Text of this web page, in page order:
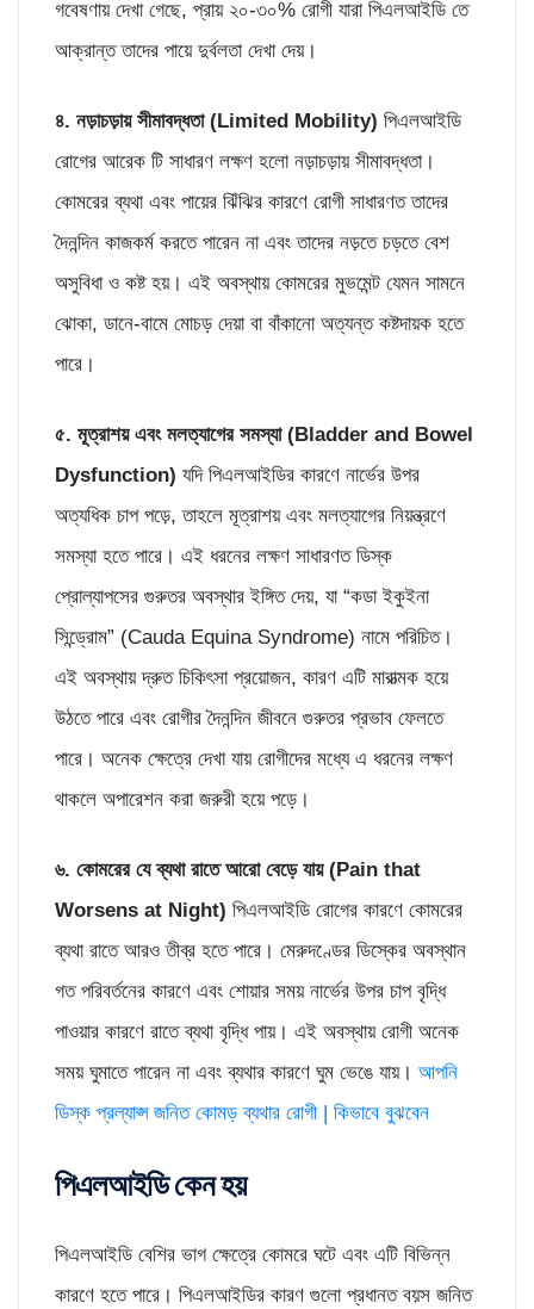
গবেষণায় দেখা গেছে, প্রায় ২০-৩০% রোগী যারা পিএলআইডি তে
আক্রান্ত তাদের পায়ে দুর্বলতা দেখা দেয়।
৪. নড়াচড়ায় সীমাবদ্ধতা (Limited Mobility) পিএলআইডি
রোগের আরেক টি সাধারণ লক্ষণ হলো নড়াচড়ায় সীমাবদ্ধতা।
কোমরের ব্যথা এবং পায়ের ঝিঁঝির কারণে রোগী সাধারণত তাদের
দৈনন্দিন কাজকর্ম করতে পারেন না এবং তাদের নড়তে চড়তে বেশ
অসুবিধা ও কষ্ট হয়। এই অবস্থায় কোমরের মুভমেন্ট যেমন সামনে
ঝোকা, ডানে-বামে মোচড় দেয়া বা বাঁকানো অত্যন্ত কষ্টদায়ক হতে
পারে।
৫. মূত্রাশয় এবং মলত্যাগের সমস্যা (Bladder and Bowel
Dysfunction) যদি পিএলআইডির কারণে নার্ভের উপর
অত্যধিক চাপ পড়ে, তাহলে মূত্রাশয় এবং মলত্যাগের নিয়ন্ত্রণে
সমস্যা হতে পারে। এই ধরনের লক্ষণ সাধারণত ডিস্ক
প্রোল্যাপসের গুরুতর অবস্থার ইঙ্গিত দেয়, যা “কডা ইকুইনা
সিন্ড্রোম” (Cauda Equina Syndrome) নামে পরিচিত।
এই অবস্থায় দ্রুত চিকিৎসা প্রয়োজন, কারণ এটি মারাত্মক হয়ে
উঠতে পারে এবং রোগীর দৈনন্দিন জীবনে গুরুতর প্রভাব ফেলতে
পারে। অনেক ক্ষেত্রে দেখা যায় রোগীদের মধ্যে এ ধরনের লক্ষণ
থাকলে অপারেশন করা জরুরী হয়ে পড়ে।
৬. কোমরের যে ব্যথা রাতে আরো বেড়ে যায় (Pain that
Worsens at Night) পিএলআইডি রোগের কারণে কোমরের
ব্যথা রাতে আরও তীব্র হতে পারে। মেরুদণ্ডের ডিস্কের অবস্থান
গত পরিবর্তনের কারণে এবং শোয়ার সময় নার্ভের উপর চাপ বৃদ্ধি
পাওয়ার কারণে রাতে ব্যথা বৃদ্ধি পায়। এই অবস্থায় রোগী অনেক
সময় ঘুমাতে পারেন না এবং ব্যথার কারণে ঘুম ভেঙে যায়। আপনি
ডিস্ক প্রল্যাপ্স জনিত কোমড় ব্যথার রোগী | কিভাবে বুঝবেন
পিএলআইডি কেন হয়
পিএলআইডি বেশির ভাগ ক্ষেত্রে কোমরে ঘটে এবং এটি বিভিন্ন
কারণে হতে পারে। পিএলআইডির কারণ গুলো প্রধানত বয়স জনিত